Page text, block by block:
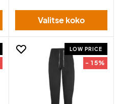
Valitse koko
LOW PRICE
- 15%